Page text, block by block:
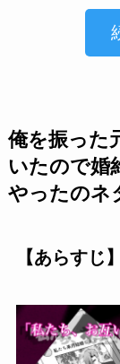
俺を振った
いたので婚
やったのネ
【あらすじ】